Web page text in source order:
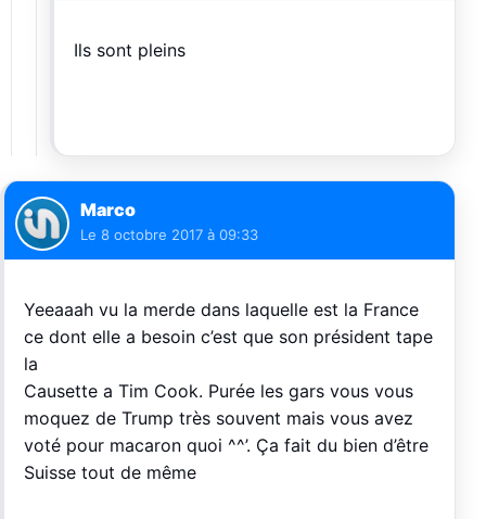
Ils sont pleins
Marco
Le 8 octobre 2017 à 09:33
Yeeaaah vu la merde dans laquelle est la France
ce dont elle a besoin c’est que son président tape
la
Causette a Tim Cook. Purée les gars vous vous
moquez de Trump très souvent mais vous avez
voté pour macaron quoi ^^’. Ça fait du bien d’être
Suisse tout de même